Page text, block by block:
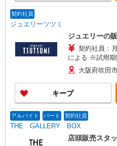
契約社員
ジュエリーツツミ
ジュエリーの
契約社員：
による ※試用期
大阪府吹田
キープ
アルバイト パート 契約社員
THE GALLERY BOX
店頭販売スタ